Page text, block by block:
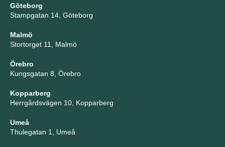
Göteborg
Stampgatan 14, Göteborg
Malmö
Stortorget 11, Malmö
Örebro
Kungsgatan 8, Örebro
Kopparberg
Herrgårdsvägen 10, Kopparberg
Umeå
Thulegatan 1, Umeå